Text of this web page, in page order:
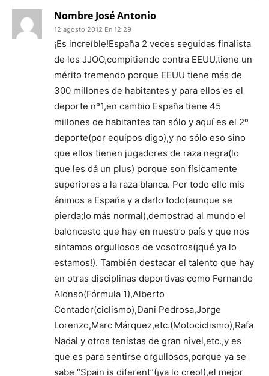
Nombre José Antonio
12 agosto 2012 En 12:29
¡Es increíble!España 2 veces seguidas finalista
de los JJOO,compitiendo contra EEUU,tiene un
mérito tremendo porque EEUU tiene más de
300 millones de habitantes y para ellos es el
deporte nº1,en cambio España tiene 45
millones de habitantes tan sólo y aquí es el 2º
deporte(por equipos digo),y no sólo eso sino
que ellos tienen jugadores de raza negra(lo
que les dá un plus) porque son físicamente
superiores a la raza blanca. Por todo ello mis
ánimos a España y a darlo todo(aunque se
pierda;lo más normal),demostrad al mundo el
baloncesto que hay en nuestro país y que nos
sintamos orgullosos de vosotros(¡qué ya lo
estamos!). También destacar el talento que hay
en otras disciplinas deportivas como Fernando
Alonso(Fórmula 1),Alberto
Contador(ciclismo),Dani Pedrosa,Jorge
Lorenzo,Marc Márquez,etc.(Motociclismo),Rafa
Nadal y otros tenistas de gran nivel,etc.,y es
que es para sentirse orgullosos,porque ya se
sabe “Spain is diferent”(¡ya lo creo!),el mejor